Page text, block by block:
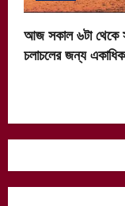
আজ সকাল ৬টা থেকে
চলাচলের জন্য